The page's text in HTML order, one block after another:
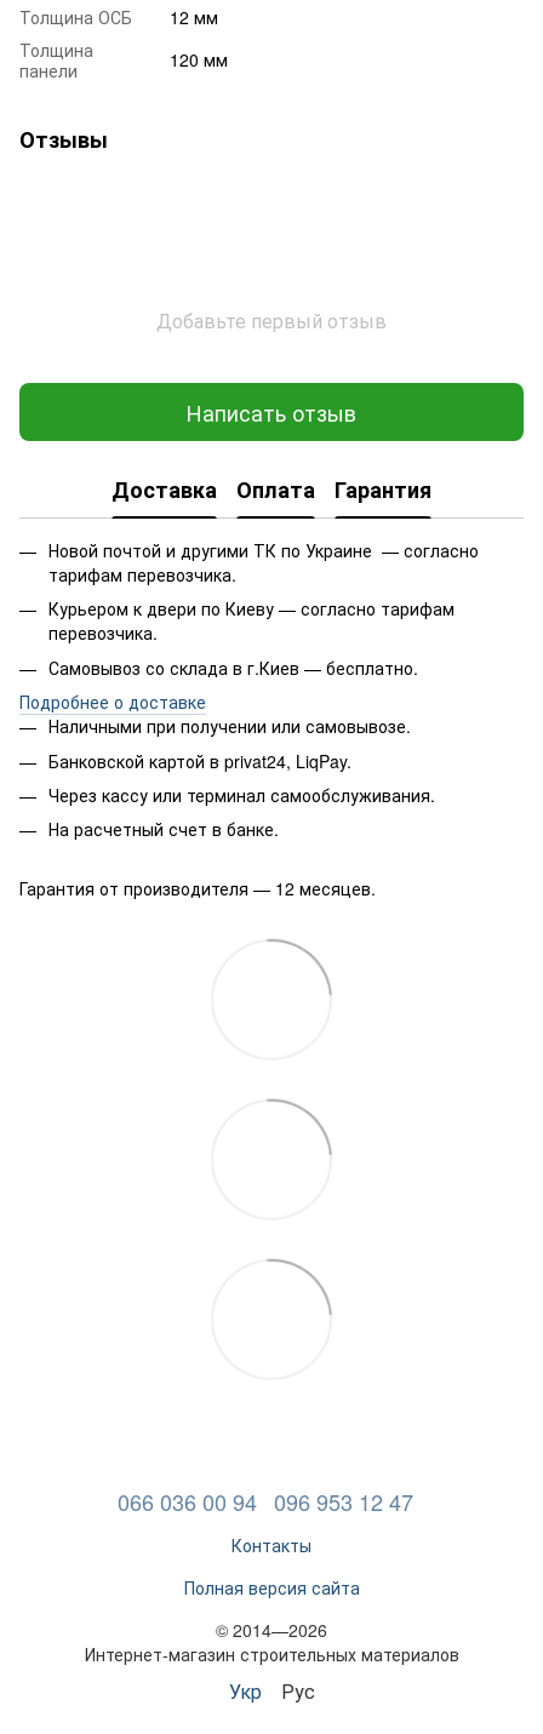
Толщина ОСБ
12 мм
Толщина
панели
120 мм
Отзывы
Добавьте первый отзыв
Написать отзыв
Доставка Оплата Гарантия
Новой почтой и другими ТК по Украине — согласно
тарифам перевозчика.
Курьером к двери по Киеву — согласно тарифам
перевозчика.
Самовывоз со склада в г.Киев — бесплатно.
Подробнее о доставке
Наличными при получении или самовывозе.
Банковской картой в privat24, LiqPay.
Через кассу или терминал самообслуживания.
На расчетный счет в банке.
Гарантия от производителя — 12 месяцев.
066 036 00 94 096 953 12 47
Контакты
Полная версия сайта
© 2014—2026
Интернет-магазин строительных материалов
Укр Рус